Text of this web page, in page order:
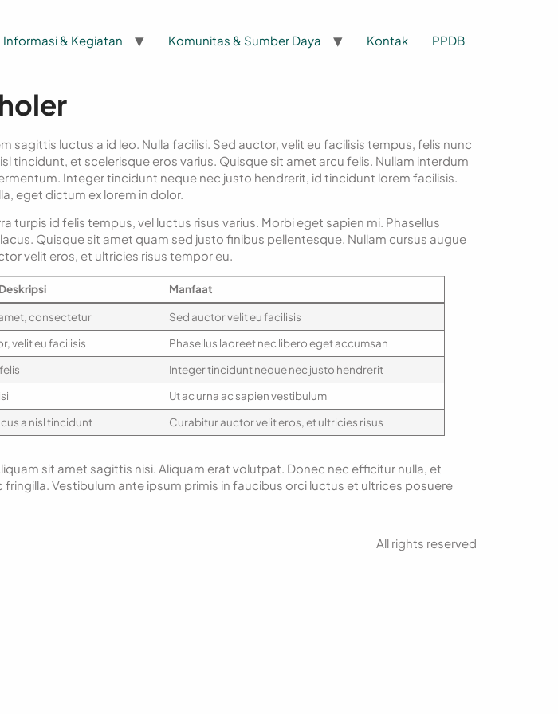
Informasi & Kegiatan Komunitas & Sumber Daya Kontak PPDB
luctus a id leo. Nulla facilisi. Sed auctor, velit eu facilisis tempus, felis nunc
tincidunt, et scelerisque eros varius. Quisque sit amet arcu felis. Nullam interdum
Integer tincidunt neque nec justo hendrerit, id tincidunt lorem facilisis.
eget dictum ex lorem in dolor.
turpis id felis tempus, vel luctus risus varius. Morbi eget sapien mi. Phasellus
Quisque sit amet quam sed justo finibus pellentesque. Nullam cursus augue
velit eros, et ultricies risus tempor eu.
Deskripsi Manfaat
consectetur
Sed auctor velit eu facilisis
velit eu facilisis
Phasellus laoreet nec libero eget accumsan
Integer tincidunt neque nec justo hendrerit
Ut ac urna ac sapien vestibulum
a nisl tincidunt Curabitur auctor velit eros, et ultricies risus
sit amet sagittis nisi. Aliquam erat volutpat. Donec nec efficitur nulla, et
Vestibulum ante ipsum primis in faucibus orci luctus et ultrices posuere
All rights reserved